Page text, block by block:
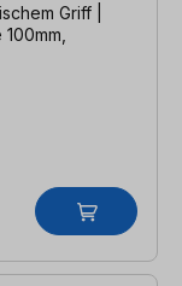
Griff |